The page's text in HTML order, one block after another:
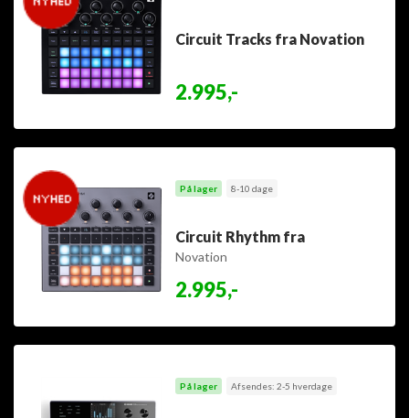
Circuit Tracks fra Novation
2.995,-
På lager 8-10 dage
Circuit Rhythm fra
Novation
2.995,-
På lager Afsendes: 2-5 hverdage